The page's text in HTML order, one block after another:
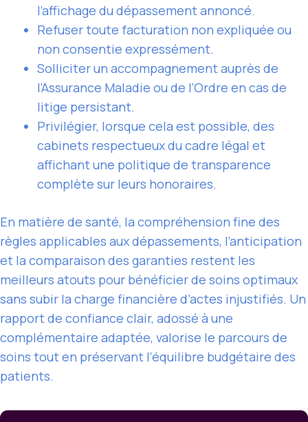
l’affichage du dépassement annoncé.
Refuser toute facturation non expliquée ou
non consentie expressément.
Solliciter un accompagnement auprès de
l’Assurance Maladie ou de l’Ordre en cas de
litige persistant.
Privilégier, lorsque cela est possible, des
cabinets respectueux du cadre légal et
affichant une politique de transparence
complète sur leurs honoraires.
En matière de santé, la compréhension fine des
règles applicables aux dépassements, l’anticipation
et la comparaison des garanties restent les
meilleurs atouts pour bénéficier de soins optimaux
sans subir la charge financière d’actes injustifiés. Un
rapport de confiance clair, adossé à une
complémentaire adaptée, valorise le parcours de
soins tout en préservant l’équilibre budgétaire des
patients.